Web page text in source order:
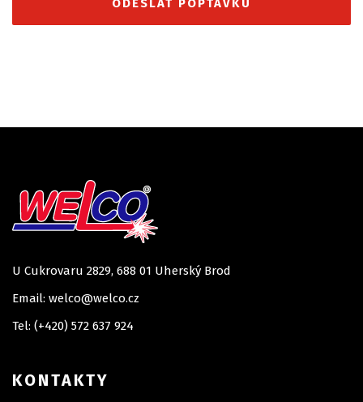
U Cukrovaru 2829, 688 01 Uherský Brod
Email: welco@welco.cz
Tel: (+420) 572 637 924
KONTAKTY